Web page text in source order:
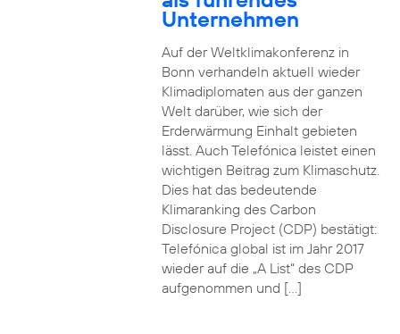
Unternehmen
Auf der Weltklimakonferenz in
Bonn verhandeln aktuell wieder
Klimadiplomaten aus der ganzen
Welt darüber, wie sich der
Erderwärmung Einhalt gebieten
lässt. Auch Telefónica leistet einen
wichtigen Beitrag zum Klimaschutz.
Dies hat das bedeutende
Klimaranking des Carbon
Disclosure Project (CDP) bestätigt:
Telefónica global ist im Jahr 2017
wieder auf die „A List“ des CDP
aufgenommen und […]